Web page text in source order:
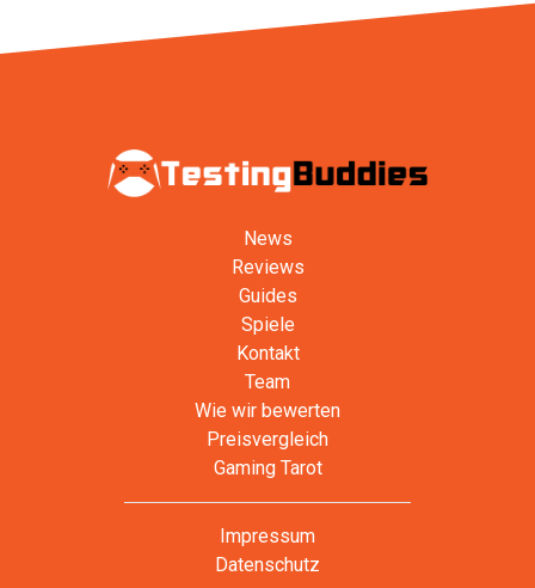
News
Reviews
Guides
Spiele
Kontakt
Team
Wie wir bewerten
Preisvergleich
Gaming Tarot
Impressum
Datenschutz